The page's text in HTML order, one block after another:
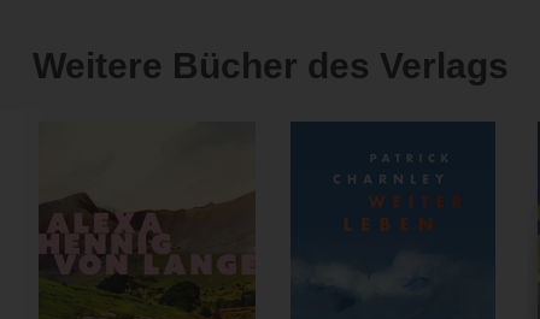
Weitere Bücher des Verlags